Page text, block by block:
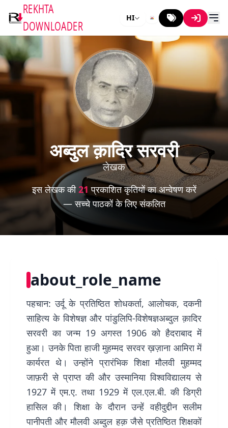
REKHTA
DOWNLOADER
HI
अब्दुल क़ादिर सरवरी
लेखक
इस लेखक की21 प्रकाशित कृतियों का अन्वेषण करें
— सच्चे पाठकों के लिए संकलित
about_role_name
पहचान: उर्दू के प्रतिष्ठित शोधकर्ता, आलोचक, दकनी
साहित्य के विशेषज्ञ और पांडुलिपि-विशेषज्ञअब्दुल क़ादिर
सरवरी का जन्म 19 अगस्त 1906 को हैदराबाद में
हुआ। उनके पिता हाजी मुहम्मद सरवर ख़ज़ाना आमिरा में
कार्यरत थे। उन्होंने प्रारंभिक शिक्षा मौलवी मुहम्मद
जाफ़री से प्राप्त की और उस्मानिया विश्वविद्यालय से
1927 में एम.ए. तथा 1929 में एल.एल.बी. की डिग्री
हासिल की। शिक्षा के दौरान उन्हें वहीदुद्दीन सलीम
पानीपती और मौलवी अब्दुल हक़ जैसे प्रतिष्ठित शिक्षकों